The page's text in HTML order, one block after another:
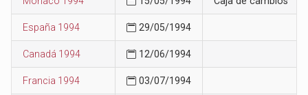
España 1994 29/05/1994
Canadá 1994 12/06/1994
Francia 1994 03/07/1994